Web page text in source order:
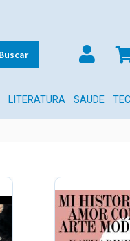
Buscar
LITERATURA SAUDE